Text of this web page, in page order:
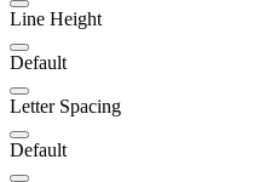
Line Height
Default
Letter Spacing
Default